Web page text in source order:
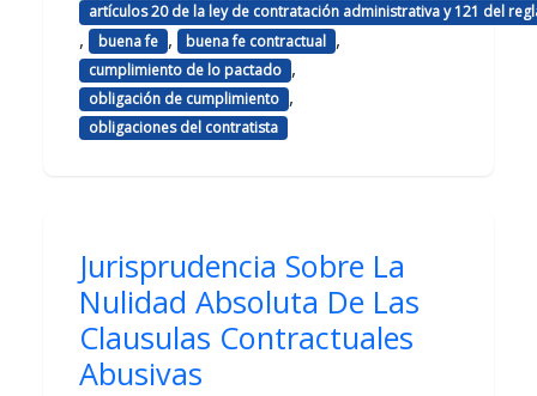
artículos 20 de la ley de contratación administrativa y 121 del
, buena fe , buena fe contractual ,
cumplimiento de lo pactado ,
obligación de cumplimiento ,
obligaciones del contratista
Jurisprudencia Sobre La
Nulidad Absoluta De Las
Clausulas Contractuales
Abusivas